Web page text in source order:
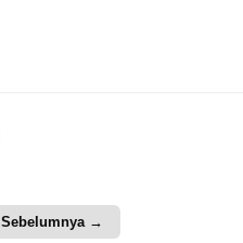
Sebelumnya →